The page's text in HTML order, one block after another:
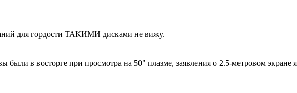
для гордости ТАКИМИ дисками не вижу.
были в восторге при просмотра на 50" плазме, заявления о 2.5-метровом экране